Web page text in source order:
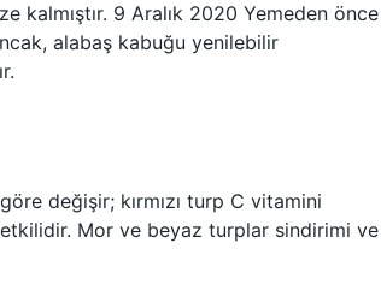
9 Aralık 2020 Yemeden önce
alabaş kabuğu yenilebilir
değişir; kırmızı turp C vitamini
etkilidir. Mor ve beyaz turplar sindirimi ve